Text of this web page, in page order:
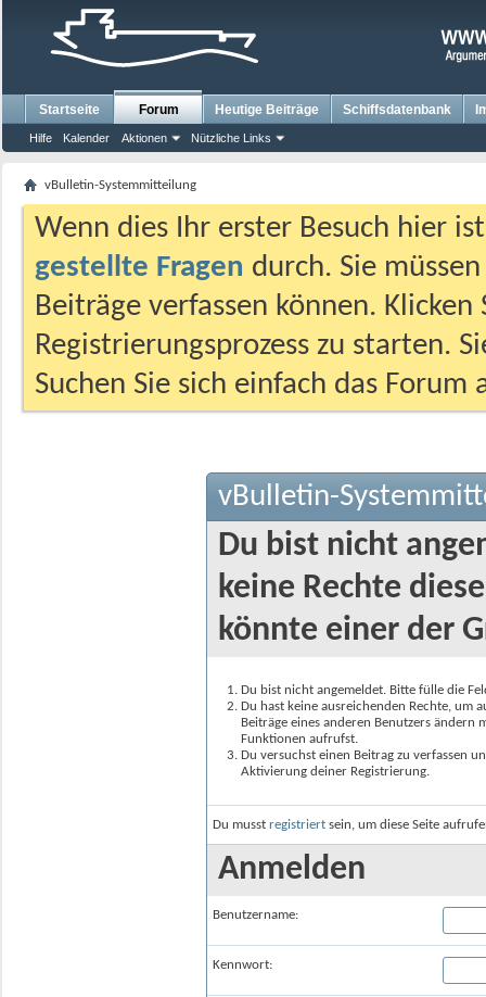
Startseite Forum
Hilfe Kalender Aktionen Nützliche Links
Heutige Beiträge Schiffsdatenbank
vBulletin-Systemmitteilung
Wenn dies Ihr erster Besuch hier
gestellte Fragen durch. Sie
Beiträge verfassen können.
Registrierungsprozess zu starten.
Suchen Sie sich einfach das
vBulletin-
Du bist nicht
keine Rechte
könnte einer der
Du bist nicht angemeldet. Bitte fülle die
Du hast keine ausreichenden Rechte, um
Beiträge eines anderen Benutzers
Funktionen aufrufst.
Du versuchst einen Beitrag zu verfassen
Aktivierung deiner Registrierung.
Du musst registriert sein, um diese Seite
Anmelden
Benutzername:
Kennwort: